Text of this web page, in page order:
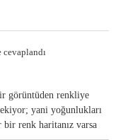
cevaplandı
görüntüden renkliye
yani yoğunlukları
renk haritanız varsa